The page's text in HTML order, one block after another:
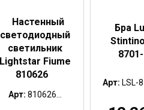
Настенный
светодиодный
светильник
Lightstar Fiume
810626
Арт: 810626...
Бра
Арт: LSL-